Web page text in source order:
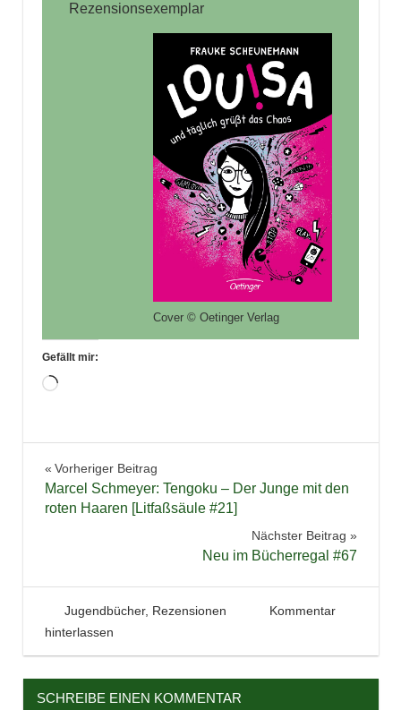
Rezensionsexemplar
Cover © Oetinger Verlag
Gefällt mir:
Wird
Buchbesprechung
Bücher
Rezension
Beitragsnavigation
Vorheriger Beitrag
Marcel Schmeyer: Tengoku – Der Junge mit den
roten Haaren [Litfaßsäule #21]
Nächster Beitrag
Neu im Bücherregal #67
17. Mai 2019
Tintenhain
Jugendbücher, Rezensionen
Kommentar
hinterlassen
SCHREIBE EINEN KOMMENTAR